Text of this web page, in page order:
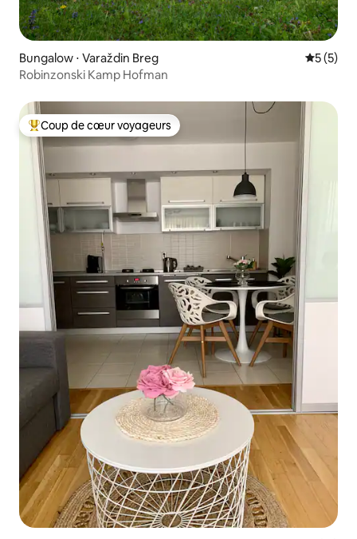
Bungalow ⋅ Varaždin Breg
5 (5)
Robinzonski Kamp Hofman
Coups de cœur voyageurs les plus appréciés
Coup de cœur voyageurs